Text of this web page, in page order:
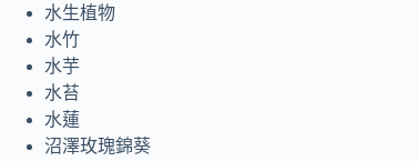
水生植物
水竹
水芋
水苔
水蓮
沼澤玫瑰錦葵